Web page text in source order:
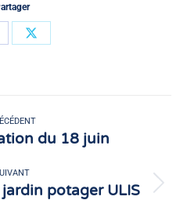
Partager
Articledu 18 juin
Article potager ULIS